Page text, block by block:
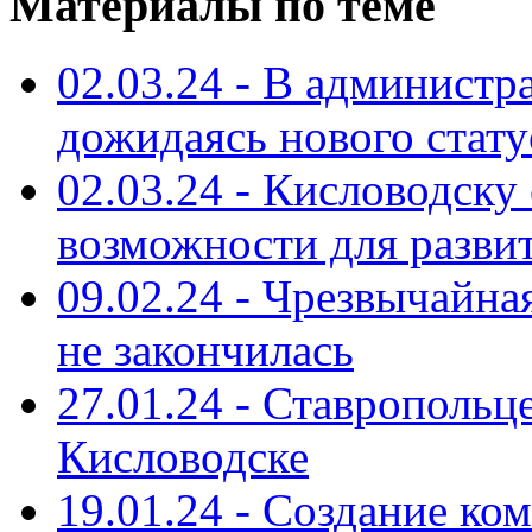
02.03.24 - В
дожидаясь нового
02.03.24 -
возможности для
09.02.24 -
не закончилась
27.01.24 -
Кисловодске
19.01.24 - Создание